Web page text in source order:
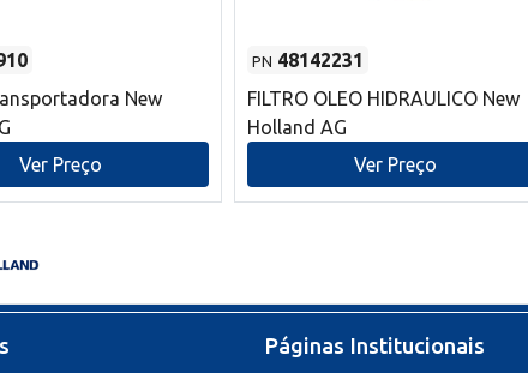
New
Ver Preço
PN 48142231
FILTRO OLEO HIDRAULICO New
Holland AG
Ver Preço
Páginas Institucionais